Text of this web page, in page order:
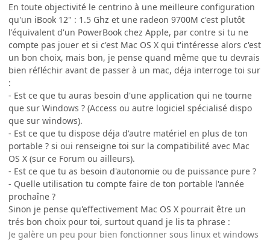
En toute objectivité le centrino à une meilleure configuration
qu'un iBook 12" : 1.5 Ghz et une radeon 9700M c'est plutôt
l'équivalent d'un PowerBook chez Apple, par contre si tu ne
compte pas jouer et si c'est Mac OS X qui t'intéresse alors c'est
un bon choix, mais bon, je pense quand même que tu devrais
bien réfléchir avant de passer à un mac, déja interroge toi sur
:
- Est ce que tu auras besoin d'une application qui ne tourne
que sur Windows ? (Access ou autre logiciel spécialisé dispo
que sur windows).
- Est ce que tu dispose déja d'autre matériel en plus de ton
portable ? si oui renseigne toi sur la compatibilité avec Mac
OS X (sur ce Forum ou ailleurs).
- Est ce que tu as besoin d'autonomie ou de puissance pure ?
- Quelle utilisation tu compte faire de ton portable l'année
prochaîne ?
Sinon je pense qu'effectivement Mac OS X pourrait être un
trés bon choix pour toi, surtout quand je lis ta phrase :
Je galère un peu pour bien fonctionner sous linux et windows